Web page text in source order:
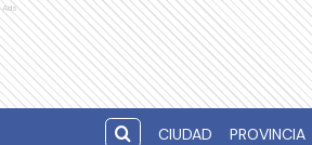
Ads
CIUDAD PROVINCIA